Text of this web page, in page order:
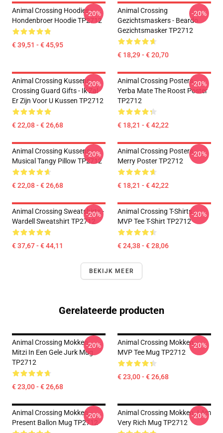
Animal Crossing Hoodies -
Hondenbroer Hoodie TP2712
€ 39,51 - € 45,95
-20%
Animal Crossing
Gezichtsmaskers - Beardo
Gezichtsmasker TP2712
€ 18,29 - € 20,70
-20%
Animal Crossing Kussens -
Crossing Guard Gifts - Ik Zal
Er Zijn Voor U Kussen TP2712
€ 22,08 - € 26,68
-20%
Animal Crossing Posters -
Yerba Mate The Roost Poster
TP2712
€ 18,21 - € 42,22
-20%
Animal Crossing Kussens -
Musical Tangy Pillow TP2712
€ 22,08 - € 26,68
-20%
Animal Crossing Posters -
Merry Poster TP2712
€ 18,21 - € 42,22
-20%
Animal Crossing Sweatshirts -
Wardell Sweatshirt TP2712
€ 37,67 - € 44,11
-20%
Animal Crossing T-Shirts -
MVP Tee T-Shirt TP2712
€ 24,38 - € 28,06
-20%
BEKIJK MEER
Gerelateerde producten
Animal Crossing Mokken.
Mitzi In Een Gele Jurk Mug
TP2712
€ 23,00 - € 26,68
-20%
Animal Crossing Mokken -
MVP Tee Mug TP2712
€ 23,00 - € 26,68
-20%
Animal Crossing Mokken -
Present Ballon Mug TP2712
-20%
Animal Crossing Mokken. I Am
Very Rich Mug TP2712
-20%